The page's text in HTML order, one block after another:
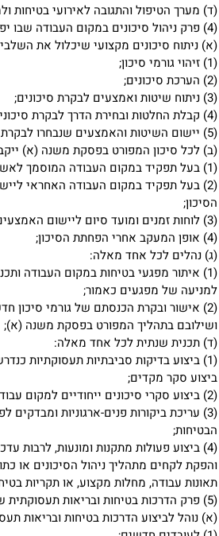
(ד) מערך הטיפול והתגובה לאירועי בטיחות
(4) פרק ניהול סיכונים במקום העבודה שבו יפורטו נושאים אלה:
(א) ניתוח סיכונים מקצועי שיכלול את
(1) זיהוי גורמי סיכון;
(2) הערכת סיכונים;
(3) ניתוח שיטות ואמצעים לבקרת סיכונים;
(4) קבלת החלטות ובחירת הדרך לבקרת סיכונים;
(5) יישום השיטות והאמצעים שנבחרו לבקרת סיכונים;
(ב) לכל סיכון המפורט בפסקת משנה (א)
(1) בעל תפקיד במקום העבודה המוסמך לאשר את רמת הסיכון הקביל;
(2) בעל תפקיד במקום העבודה האחראי
הסיכון;
(3) לוחות זמנים ומועד סיום ליישום האמצעים לבקרת הסיכון;
(4) אופן המעקב אחרי הפחתת הסיכון;
(ג) נהלים לכל אחד מאלה:
(1) איתור מפגעי בטיחות במקום העבודה
למניעה של מפגעים כאמור;
(2) אישור ובקרת הכנסתם של גורמי סיכון
ושילובם בתהליך המפורט בפסקת משנה (א);
(ד) תכנית שנתית לכל אחד מאלה:
(1) ביצוע בדיקות סביבתיות תעסוקתיות
ביצוע סקר מקדים;
(2) ביצוע סקרי סיכונים ייחודיים למקום עבודה כנובע ממאפייניו;
(3) עריכת ביקורות פנים-ארגוניות ומבדקים
הבטיחות;
(4) ביצוע פעולות מתקנות ומונעות, לרבות
והפקת לקחים מתהליך ניהול הסיכונים או
תאונות עבודה, מחלות מקצוע, או תקריות
(5) פרק הדרכות בטיחות ובריאות תעסוקתית שבו יפורטו נושאים אלה:
(א) נוהל לביצוע הדרכות בטיחות ובריאות